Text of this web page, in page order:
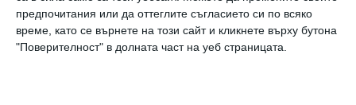
предпочитания или да оттеглите съгласието си по всяко
време, като се върнете на този сайт и кликнете върху бутона
"Поверителност" в долната част на уеб страницата.
участник.
Той и татко му Алекс ще отговарят за
салатите и месото на празничната